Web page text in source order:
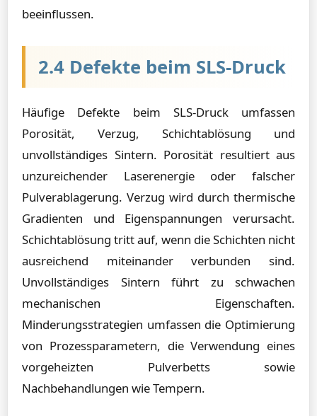
beeinflussen.
2.4 Defekte beim SLS-Druck
Häufige Defekte beim SLS-Druck umfassen
Porosität, Verzug, Schichtablösung und
unvollständiges Sintern. Porosität resultiert aus
unzureichender Laserenergie oder falscher
Pulverablagerung. Verzug wird durch thermische
Gradienten und Eigenspannungen verursacht.
Schichtablösung tritt auf, wenn die Schichten nicht
ausreichend miteinander verbunden sind.
Unvollständiges Sintern führt zu schwachen
mechanischen Eigenschaften.
Minderungsstrategien umfassen die Optimierung
von Prozessparametern, die Verwendung eines
vorgeheizten Pulverbetts sowie
Nachbehandlungen wie Tempern.